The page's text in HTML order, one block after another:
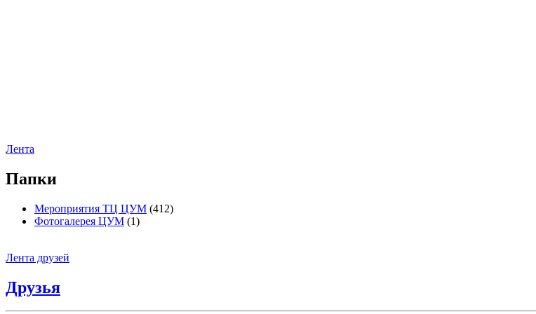
Лента
Папки
Мероприятия ТЦ ЦУМ (412)
Фотогалерея ЦУМ (1)
Лента друзей
Друзья